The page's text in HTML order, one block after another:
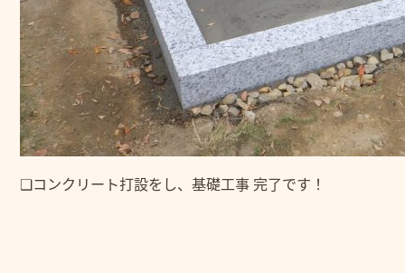
❑コンクリート打設をし、基礎工事 完了です！